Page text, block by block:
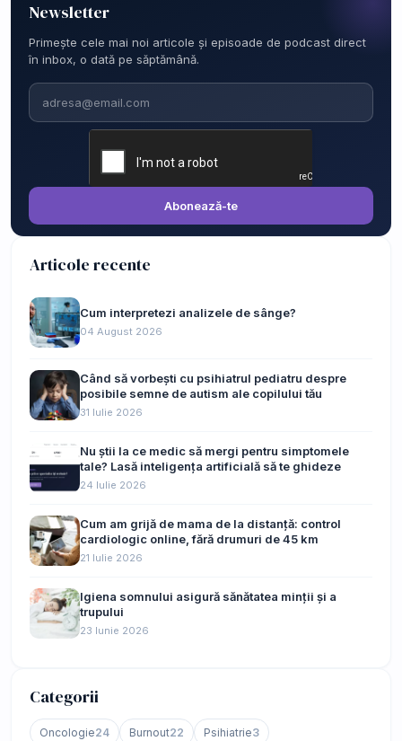
Newsletter
Primește cele mai noi articole și episoade de podcast direct
în inbox, o dată pe săptămână.
Email
Abonează-te
Articole recente
Cum interpretezi analizele de sânge?
04 August 2026
Când să vorbești cu psihiatrul pediatru despre
posibile semne de autism ale copilului tău
31 Iulie 2026
Nu știi la ce medic să mergi pentru simptomele
tale? Lasă inteligența artificială să te ghideze
24 Iulie 2026
Cum am grijă de mama de la distanță: control
cardiologic online, fără drumuri de 45 km
21 Iulie 2026
Igiena somnului asigură sănătatea minții și a
trupului
23 Iunie 2026
Categorii
Oncologie24 Burnout22 Psihiatrie3